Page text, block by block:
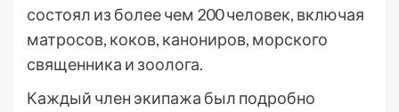
состоял из более чем 200 человек, включая
матросов, коков, канониров, морского
священника и зоолога.
Каждый член экипажа был подробно